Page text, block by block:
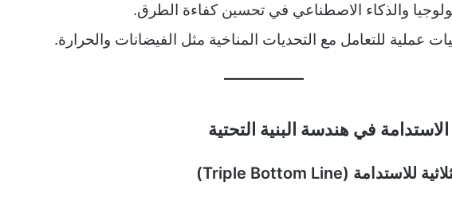
والذكاء الاصطناعي في تحسين كفاءة الطرق.
عملية للتعامل مع التحديات المناخية مثل الفيضانات والحرارة.
في هندسة البنية التحتية